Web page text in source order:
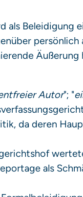
als Beleidigung
Äußerung
Autor"; "
da deren
als